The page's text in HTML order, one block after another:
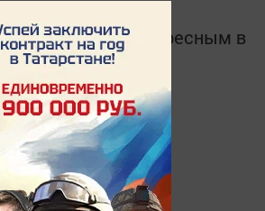
важным и интересным в
Татмедиа
Татарстана в
MАХ: